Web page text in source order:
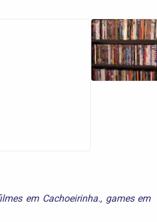
em Cachoeirinha., games em